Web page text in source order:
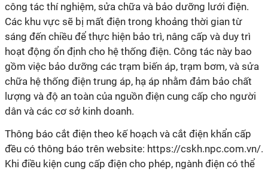
công tác thí nghiệm, sửa chữa và bảo dưỡng lưới điện.
Các khu vực sẽ bị mất điện trong khoảng thời gian từ
sáng đến chiều để thực hiện bảo trì, nâng cấp và duy trì
hoạt động ổn định cho hệ thống điện. Công tác này bao
gồm việc bảo dưỡng các trạm biến áp, trạm bơm, và sửa
chữa hệ thống điện trung áp, hạ áp nhằm đảm bảo chất
lượng và độ an toàn của nguồn điện cung cấp cho người
dân và các cơ sở kinh doanh.
Thông báo cắt điện theo kế hoạch và cắt điện khẩn cấp
đều có thông báo trên website: https://cskh.npc.com.vn/.
Khi điều kiện cung cấp điện cho phép, ngành điện có thể